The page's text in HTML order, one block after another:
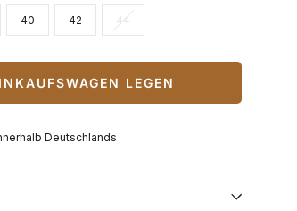
40 42 44
LEGEN
Deutschlands